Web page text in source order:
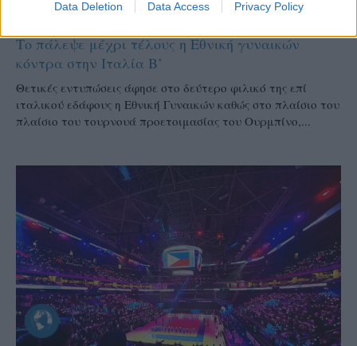
Data Deletion Data Access Privacy Policy
Το πάλεψε μέχρι τέλους η Εθνική γυναικών
κόντρα στην Ιταλία Β’
Θετικές εντυπώσεις άφησε στο δεύτερο φιλικό της επί
ιταλικού εδάφους η Εθνική Γυναικών καθώς στο πλαίσιο του
πλαίσιο του τουρνουά προετοιμασίας του Ουρμπίνο,...